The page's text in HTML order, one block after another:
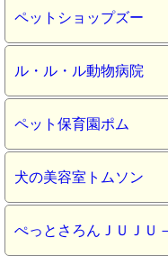
ペットショップズー
ル・ル・ル動物病院
ペット保育園ポム
犬の美容室トムソン
ぺっとさろんＪＵＪＵ